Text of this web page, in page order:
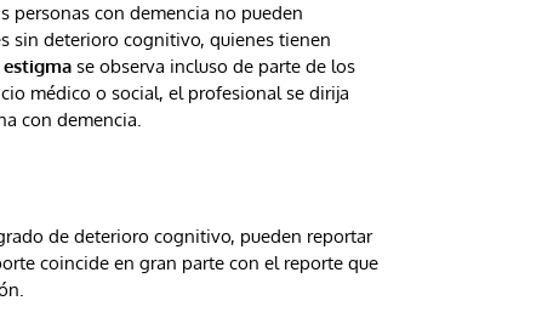
personas con demencia no pueden
sin deterioro cognitivo, quienes tienen
estigma se observa incluso de parte de los
médico o social, el profesional se dirija
con demencia.
de deterioro cognitivo, pueden reportar
coincide en gran parte con el reporte que